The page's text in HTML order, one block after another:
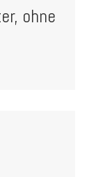
ohne